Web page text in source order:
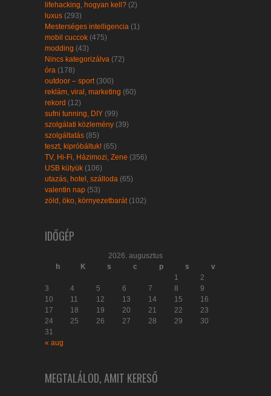
lifehacking, hogyan kell? (2)
luxus (293)
Mesterséges intelligencia (1)
mobil cuccok (475)
modding (43)
Nincs kategorizálva (72)
óra (178)
outdoor – sport(300)
reklám, viral, marketing (60)
rekord (12)
sufni tunning, DIY (99)
szolgálati közlemény (39)
szolgáltatás (85)
teszt, kipróbáltuk! (65)
TV, Hi-Fi, Házimozi, Zene (356)
USB kütyük (106)
utazás, hotel, szálloda (65)
valentin nap (53)
zöld, öko, környezetbarát(102)
IDŐGÉP
2026. augusztus
h
K s c p s
v
1
2
3
4 5 6 7 8
9
10
11 12 13 14 15
16
17
18 19 20 21 22
23
24
25 26 27 28 29
30
31
« aug
MEGTALÁLOD, AMIT KERESŐ